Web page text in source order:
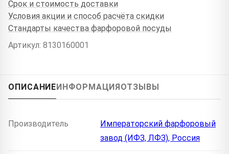
Срок и стоимость доставки
Условия акции и способ расчёта скидки
Стандарты качества фарфоровой посуды
Артикул: 8130160001
ОПИСАНИЕ ИНФОРМАЦИЯ ОТЗЫВЫ
Производитель
Императорский фарфоровый
завод (ИФЗ, ЛФЗ), Россия